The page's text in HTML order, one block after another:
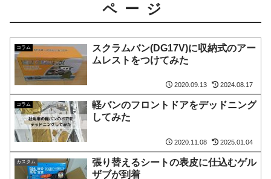
ページ
コラム
スクラムバン(DG17V)に収納式のアー
ムレストをつけてみた
2020.09.13 2024.08.17
コラム
軽バンのフロントドアをデッドニング
してみた
2020.11.08 2025.01.04
カスタム
張り替えるシートの表皮に仕込むゲル
ザブが到着